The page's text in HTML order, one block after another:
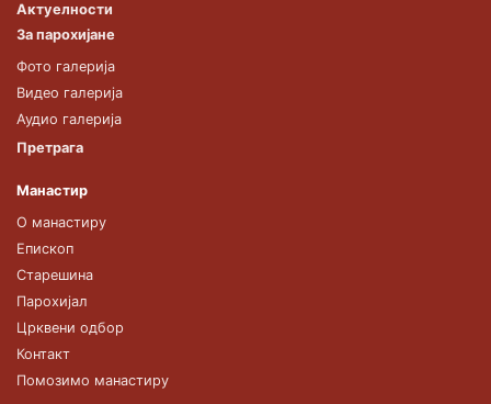
Актуелности
За парохијане
Фото галерија
Видео галерија
Аудио галерија
Претрага
Манастир
О манастиру
Епископ
Старешина
Парохијал
Црквени одбор
Контакт
Помозимо манастиру